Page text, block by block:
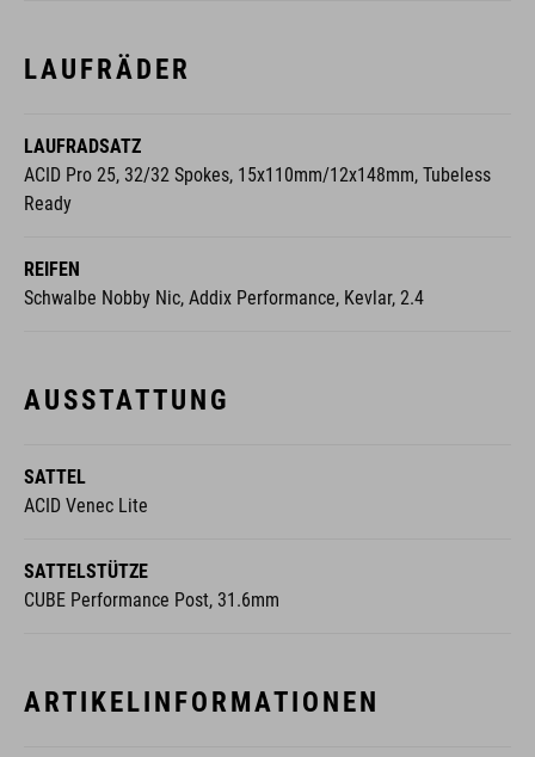
LAUFRÄDER
LAUFRADSATZ
ACID Pro 25, 32/32 Spokes, 15x110mm/12x148mm, Tubeless
Ready
REIFEN
Schwalbe Nobby Nic, Addix Performance, Kevlar, 2.4
AUSSTATTUNG
SATTEL
ACID Venec Lite
SATTELSTÜTZE
CUBE Performance Post, 31.6mm
ARTIKELINFORMATIONEN